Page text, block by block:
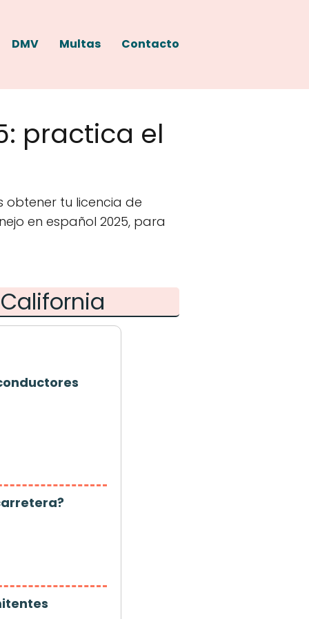
DMV Multas Contacto
practica el
obtener tu licencia de
en español 2025, para